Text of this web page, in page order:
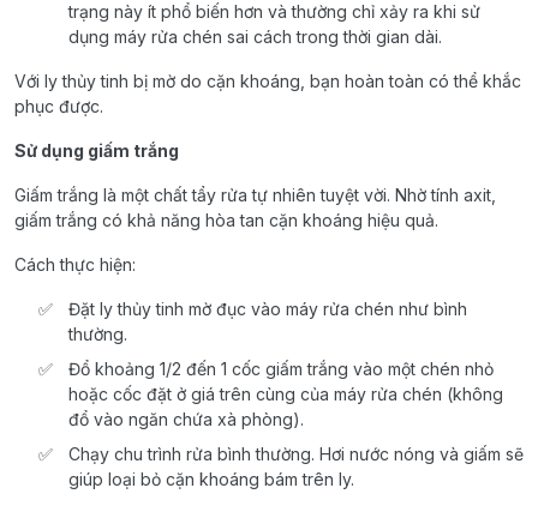
trạng này ít phổ biến hơn và thường chỉ xảy ra khi sử
dụng máy rửa chén sai cách trong thời gian dài.
Với ly thủy tinh bị mờ do cặn khoáng, bạn hoàn toàn có thể khắc
phục được.
Sử dụng giấm trắng
Giấm trắng là một chất tẩy rửa tự nhiên tuyệt vời. Nhờ tính axit,
giấm trắng có khả năng hòa tan cặn khoáng hiệu quả.
Cách thực hiện:
Đặt ly thủy tinh mờ đục vào máy rửa chén như bình
thường.
Đổ khoảng 1/2 đến 1 cốc giấm trắng vào một chén nhỏ
hoặc cốc đặt ở giá trên cùng của máy rửa chén (không
đổ vào ngăn chứa xà phòng).
Chạy chu trình rửa bình thường. Hơi nước nóng và giấm sẽ
giúp loại bỏ cặn khoáng bám trên ly.